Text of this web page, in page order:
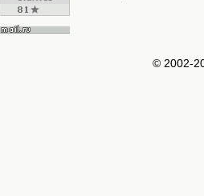
© 2002-